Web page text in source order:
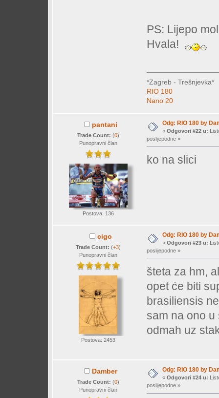
PS: Lijepo
Hvala!
*Zagreb - Trešnjevka*
RIO 180
Nano 20
pantani
Trade Count: (0)
Punopravni član
Postova: 136
Odg: RIO 180 by
« Odgovori #22 u:
poslijepodne »
ko na slici
cigo
Trade Count: (+3)
Punopravni član
Postova: 2453
Odg: RIO 180 by
« Odgovori #23 u:
poslijepodne »
šteta za hm,
opet će biti
brasiliensis
sam na ono
odmah uz
Damber
Trade Count: (0)
Punopravni član
Odg: RIO 180 by
« Odgovori #24 u:
poslijepodne »